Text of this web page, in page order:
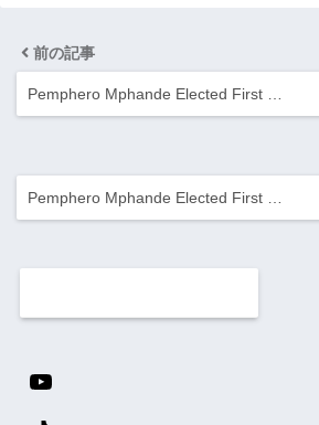
前の記事
Pemphero Mphande Elected First …
Pemphero Mphande Elected First …